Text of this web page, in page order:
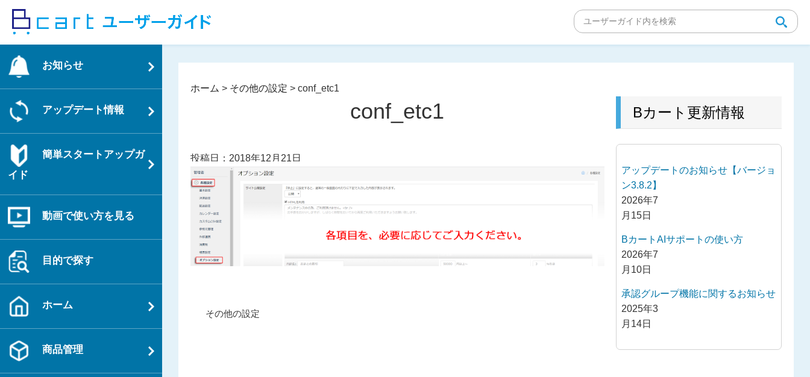
ッ
お知らせ
アップデート情報
簡単スタートアップガ
イド
動画で使い方を見る
目的で探す
ホーム
商品管理
ホーム > その他の設定 >conf_etc1
conf_etc1
投稿日：2018年12月21日
過
その他の設定
Bカート更新情報
アップデートのお知らせ【バージョ
ン3.8.2】
2026年7
月15日
BカートAIサポートの使い方
2026年7
月10日
承認グループ機能に関するお知らせ
2025年3
月14日